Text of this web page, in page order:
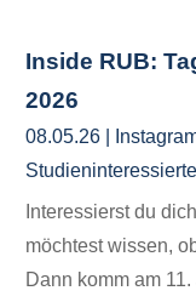
Inside RUB:
2026
08.05.26
Studieninteressierte
Interessierst du
möchtest wissen,
Dann komm am